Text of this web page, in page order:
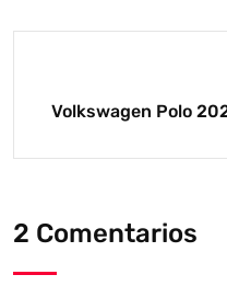
Volkswagen Polo
2 Comentarios